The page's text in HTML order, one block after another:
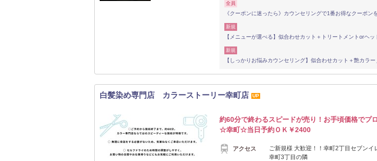
全員
《クーポンに迷ったら》カウンセリングで1番お得なクーポン
新規
【メニューが選べる】似合わせカット＋トリートメントorヘ
新規
【しっかりお悩みカウンセリング】似合わせカット＋艶カラ
白髪染め専門店 カラーストーリー幸町店 UP
約60分で終わるスピードが売り！お手頃価格でプ
☆幸町☆当日予約ＯＫ￥2400
アクセス
ご新規様 大歓迎！！幸町2丁目セブンイ
幸町3丁目の隣